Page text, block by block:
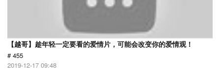
【越哥】趁年轻一定要看的爱情片，可能会改变你的爱情观！
# 455
2019-12-17 09:48